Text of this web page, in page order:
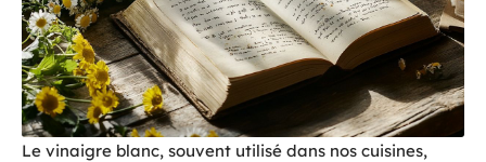
Le vinaigre blanc, souvent utilisé dans nos cuisines,